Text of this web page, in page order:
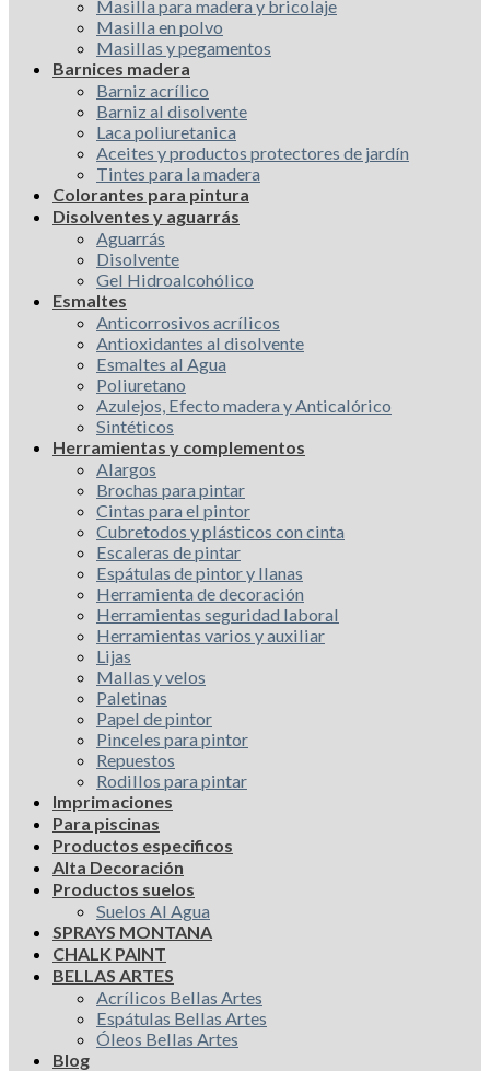
Masilla para madera y bricolaje
Masilla en polvo
Masillas y pegamentos
Barnices madera
Barniz acrílico
Barniz al disolvente
Laca poliuretanica
Aceites y productos protectores de jardín
Tintes para la madera
Colorantes para pintura
Disolventes y aguarrás
Aguarrás
Disolvente
Gel Hidroalcohólico
Esmaltes
Anticorrosivos acrílicos
Antioxidantes al disolvente
Esmaltes al Agua
Poliuretano
Azulejos, Efecto madera y Anticalórico
Sintéticos
Herramientas y complementos
Alargos
Brochas para pintar
Cintas para el pintor
Cubretodos y plásticos con cinta
Escaleras de pintar
Espátulas de pintor y llanas
Herramienta de decoración
Herramientas seguridad laboral
Herramientas varios y auxiliar
Lijas
Mallas y velos
Paletinas
Papel de pintor
Pinceles para pintor
Repuestos
Rodillos para pintar
Imprimaciones
Para piscinas
Productos especificos
Alta Decoración
Productos suelos
Suelos Al Agua
SPRAYS MONTANA
CHALK PAINT
BELLAS ARTES
Acrílicos Bellas Artes
Espátulas Bellas Artes
Óleos Bellas Artes
Blog